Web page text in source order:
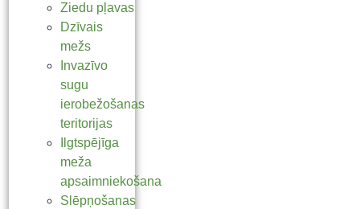
Ziedu pļavas
Dzīvais
mežs
Invazīvo
sugu
ierobežošanas
teritorijas
Ilgtspējīga
meža
apsaimniekošana
Slēpņošanas